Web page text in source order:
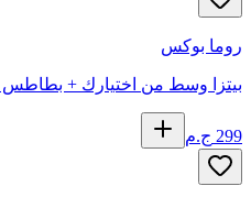
روما بوكس
بيتزا وسط من اختيارك +
299 ج.م